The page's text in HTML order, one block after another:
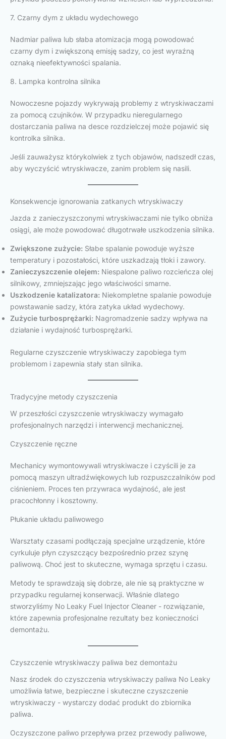
7. Czarny dym z układu wydechowego
Nadmiar paliwa lub słaba atomizacja mogą powodować
czarny dym i zwiększoną emisję sadzy, co jest wyraźną
oznaką nieefektywności spalania.
8. Lampka kontrolna silnika
Nowoczesne pojazdy wykrywają problemy z wtryskiwaczami
za pomocą czujników. W przypadku nieregularnego
dostarczania paliwa na desce rozdzielczej może pojawić się
kontrolka silnika.
Jeśli zauważysz którykolwiek z tych objawów, nadszedł czas,
aby wyczyścić wtryskiwacze, zanim problem się nasili.
Konsekwencje ignorowania zatkanych wtryskiwaczy
Jazda z zanieczyszczonymi wtryskiwaczami nie tylko obniża
osiągi, ale może powodować długotrwałe uszkodzenia silnika.
Zwiększone zużycie: Słabe spalanie powoduje wyższe
temperatury i pozostałości, które uszkadzają tłoki i zawory.
Zanieczyszczenie olejem: Niespalone paliwo rozcieńcza olej
silnikowy, zmniejszając jego właściwości smarne.
Uszkodzenie katalizatora: Niekompletne spalanie powoduje
powstawanie sadzy, która zatyka układ wydechowy.
Zużycie turbosprężarki: Nagromadzenie sadzy wpływa na
działanie i wydajność turbosprężarki.
Regularne czyszczenie wtryskiwaczy zapobiega tym
problemom i zapewnia stały stan silnika.
Tradycyjne metody czyszczenia
W przeszłości czyszczenie wtryskiwaczy wymagało
profesjonalnych narzędzi i interwencji mechanicznej.
Czyszczenie ręczne
Mechanicy wymontowywali wtryskiwacze i czyścili je za
pomocą maszyn ultradźwiękowych lub rozpuszczalników pod
ciśnieniem. Proces ten przywraca wydajność, ale jest
pracochłonny i kosztowny.
Płukanie układu paliwowego
Warsztaty czasami podłączają specjalne urządzenie, które
cyrkuluje płyn czyszczący bezpośrednio przez szynę
paliwową. Choć jest to skuteczne, wymaga sprzętu i czasu.
Metody te sprawdzają się dobrze, ale nie są praktyczne w
przypadku regularnej konserwacji. Właśnie dlatego
stworzyliśmy No Leaky Fuel Injector Cleaner - rozwiązanie,
które zapewnia profesjonalne rezultaty bez konieczności
demontażu.
Czyszczenie wtryskiwaczy paliwa bez demontażu
Nasz środek do czyszczenia wtryskiwaczy paliwa No Leaky
umożliwia łatwe, bezpieczne i skuteczne czyszczenie
wtryskiwaczy - wystarczy dodać produkt do zbiornika
paliwa.
Oczyszczone paliwo przepływa przez przewody paliwowe,